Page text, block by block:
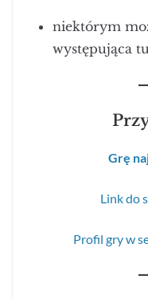
niektórym
występująca
Grę
Link do
Profil gry w